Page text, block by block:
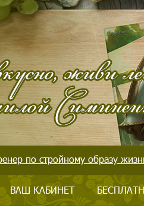
по стройному образу
ВАШ КАБИНЕТ